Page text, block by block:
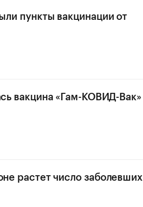
пункты вакцинации от
вакцина «Гам-КОВИД-Вак»
растет число заболевших